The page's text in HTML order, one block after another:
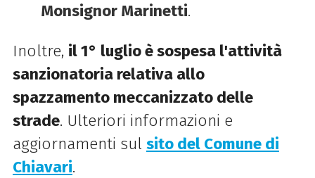
Monsignor Marinetti.
Inoltre, il 1° luglio è sospesa l'attività
sanzionatoria relativa allo
spazzamento meccanizzato delle
strade. Ulteriori informazioni e
aggiornamenti sul sito del Comune di
Chiavari.